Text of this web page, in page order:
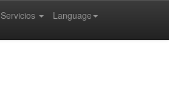
Language
Servicios